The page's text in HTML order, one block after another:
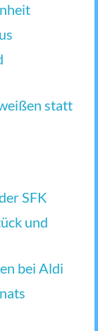
statt
SFK
und
bei Aldi